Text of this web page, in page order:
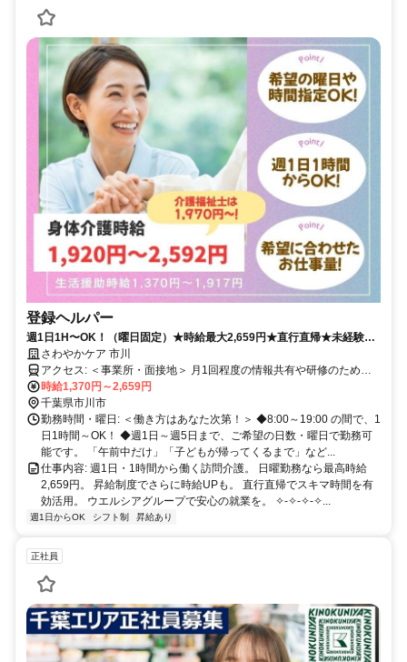
登録ヘルパー
週1日1H〜OK！（曜日固定）★時給最大2,659円★直行直帰★未経験可
★祝い金あり★自分らしく輝ける登録ヘルパー
さわやかケア 市川
アクセス: ＜事業所・面接地＞ 月1回程度の情報共有や研修のため、
事業所にお越しいただきます。 〒272-0826 市川市真間1-12-4市川セ
ンタービル 4階 （京成 本線「市川真間駅」北口より徒歩1分） （JR
総武線「市川駅」 北口より徒歩7分）
時給1,370円～2,659円
千葉県市川市
勤務時間・曜日: ＜働き方はあなた次第！＞ ◆8:00～19:00 の間で、1
日1時間～OK！ ◆週1日～週5日まで、ご希望の日数・曜日で勤務可
能です。 「午前中だけ」「子どもが帰ってくるまで」など...
仕事内容: 週1日・1時間から働く訪問介護。 日曜勤務なら最高時給
2,659円。 昇給制度でさらに時給UPも。 直行直帰でスキマ時間を有
効活用。 ウエルシアグループで安心の就業を。 ✧-✧-✧-✧...
週1日からOK シフト制 昇給あり
正社員